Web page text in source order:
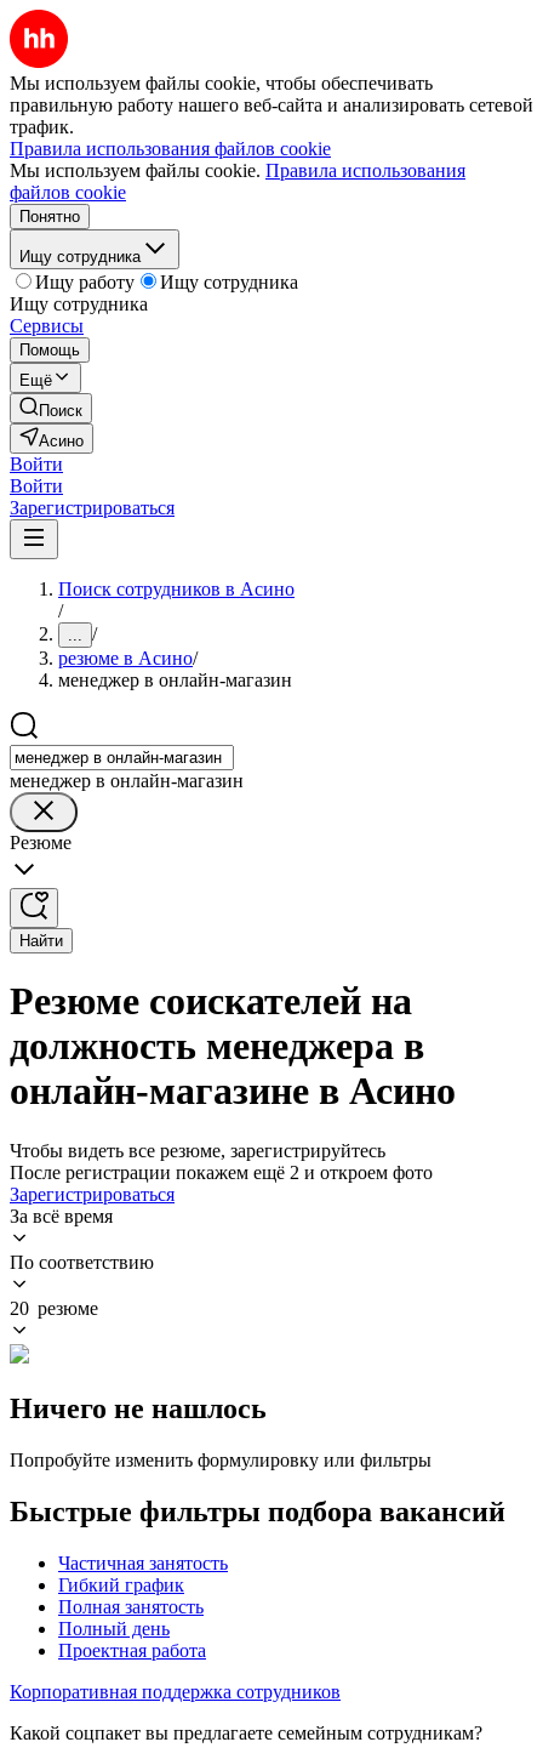
Мы используем файлы cookie, чтобы обеспечивать
правильную работу нашего веб-сайта и анализировать сетевой
трафик.
Правила использования файлов cookie
Мы используем файлы cookie. Правила использования
файлов cookie
Понятно
Ищу сотрудника
Ищу работу
Ищу сотрудника
Ищу сотрудника
Сервисы
Помощь
Ещё
Поиск
Асино
Войти
Войти
Зарегистрироваться
Поиск сотрудников в Асино
/
... /
резюме в Асино/
менеджер в онлайн-магазин
менеджер в онлайн-магазин
Резюме
Найти
Резюме соискателей на
должность менеджера в
онлайн-магазине в Асино
Чтобы видеть все резюме, зарегистрируйтесь
После регистрации покажем ещё 2 и откроем фото
Зарегистрироваться
За всё время
По соответствию
20 резюме
Ничего не нашлось
Попробуйте изменить формулировку или фильтры
Быстрые фильтры подбора вакансий
Частичная занятость
Гибкий график
Полная занятость
Полный день
Проектная работа
Корпоративная поддержка сотрудников
Какой соцпакет вы предлагаете семейным сотрудникам?